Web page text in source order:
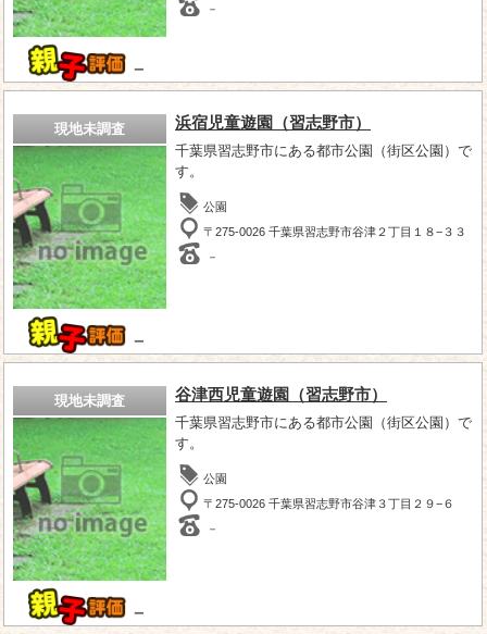
－
－
現地未調査
－
浜宿児童遊園（習志野市）
千葉県習志野市にある都市公園（街区公園）で
す。
公園
〒275-0026 千葉県習志野市谷津２丁目１８−３３
－
現地未調査
－
谷津西児童遊園（習志野市）
千葉県習志野市にある都市公園（街区公園）で
す。
公園
〒275-0026 千葉県習志野市谷津３丁目２９−６
－